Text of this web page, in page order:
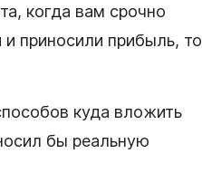
когда вам срочно
приносили прибыль, то
куда вложить
бы реальную